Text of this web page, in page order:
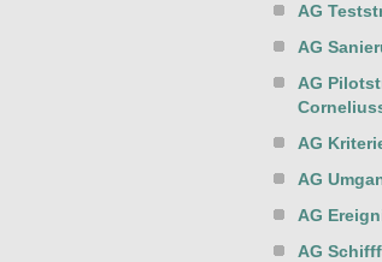
AG
AG
AG
AG
AG
AG
AG